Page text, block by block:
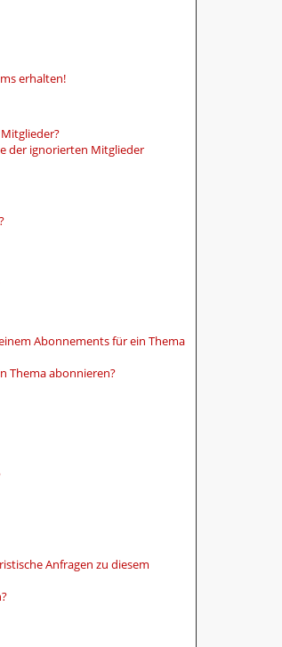
erhalten!
der ignorierten Mitglieder
Abonnements für ein Thema
Thema abonnieren?
Anfragen zu diesem